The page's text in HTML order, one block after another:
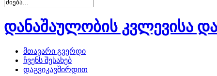
დანაშაულობის კვლევისა
მთავარი გვერდი
ჩვენს შესახებ
დაგვიკავშირდით